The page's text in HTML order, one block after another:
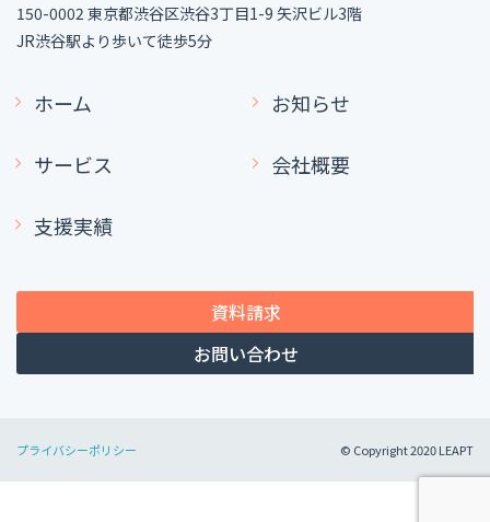
150-0002 東京都渋谷区渋谷3丁目1-9 矢沢ビル3階
JR渋谷駅より歩いて徒歩5分
ホーム
サービス
支援実績
お知らせ
会社概要
資料請求
お問い合わせ
プライバシーポリシー © Copyright 2020 LEAPT